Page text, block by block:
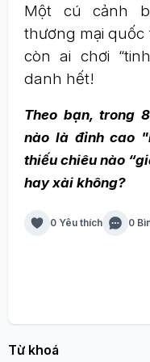
Một cú cảnh
thương mại quốc
còn ai chơi
danh hết!
Theo bạn, trong
nào là đỉnh cao
thiếu chiêu nào
hay xài không?
0 Yêu thích 0
Từ khoá